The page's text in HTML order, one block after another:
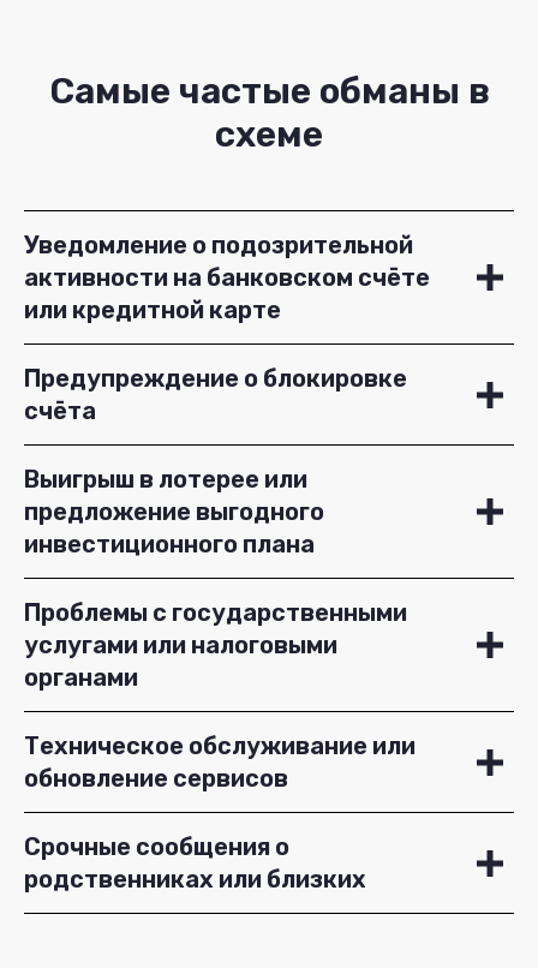
Самые частые обманы в
схеме
Уведомление о подозрительной
активности на банковском счёте
или кредитной карте
Предупреждение о блокировке
счёта
Выигрыш в лотерее или
предложение выгодного
инвестиционного плана
Проблемы с государственными
услугами или налоговыми
органами
Техническое обслуживание или
обновление сервисов
Срочные сообщения о
родственниках или близких